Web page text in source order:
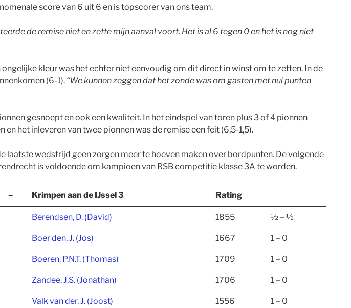
score van 6 uit 6 en is topscorer van ons team.
de remise niet en zette mijn aanval voort. Het is al 6 tegen 0 en het is nog niet
kleur was het echter niet eenvoudig om dit direct in winst om te zetten. In de
(6-1). “We kunnen zeggen dat het zonde was om gasten met nul punten
gesnoept en ook een kwaliteit. In het eindspel van toren plus 3 of 4 pionnen
het inleveren van twee pionnen was de remise een feit (6,5-1,5).
wedstrijd geen zorgen meer te hoeven maken over bordpunten. De volgende
is voldoende om kampioen van RSB competitie klasse 3A te worden.
– Krimpen aan de IJssel 3 Rating
Berendsen, D. (David) 1855 ½ – ½
Boer den, J. (Jos) 1667 1 – 0
Boeren, P.N.T. (Thomas) 1709 1 – 0
Zandee, J.S. (Jonathan) 1706 1 – 0
Valk van der, J. (Joost) 1556 1 – 0